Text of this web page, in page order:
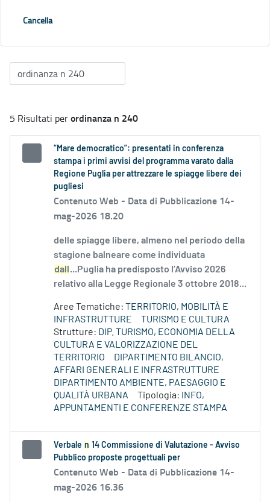
Cancella
5 Risultati perordinanza n 240
“Mare democratico”: presentati in conferenza
stampa i primi avvisi del programma varato dalla
Regione Puglia per attrezzare le spiagge libere dei
pugliesi
Contenuto Web - Data di Pubblicazione 14-
mag-2026 18.20
delle spiagge libere, almeno nel periodo della
stagione balneare come individuata
dall
...Puglia ha predisposto l’Avviso 2026
relativo alla Legge Regionale 3 ottobre 2018...
Aree Tematiche: TERRITORIO, MOBILITÀ E
INFRASTRUTTURE
TURISMO E CULTURA
Strutture: DIP. TURISMO, ECONOMIA DELLA
CULTURA E VALORIZZAZIONE DEL
TERRITORIO
DIPARTIMENTO BILANCIO,
AFFARI GENERALI E INFRASTRUTTURE
DIPARTIMENTO AMBIENTE, PAESAGGIO E
QUALITÀ URBANA
Tipologia:
INFO,
APPUNTAMENTI E CONFERENZE STAMPA
Verbale n 14 Commissione di Valutazione - Avviso
Pubblico proposte progettuali per
Contenuto Web - Data di Pubblicazione 14-
mag-2026 16.36